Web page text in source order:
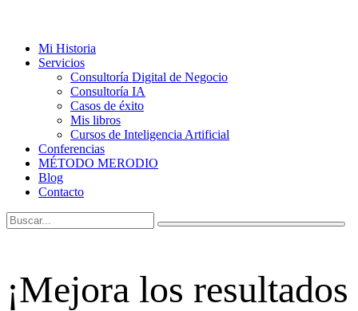
Mi Historia
Servicios
Consultoría Digital de Negocio
Consultoría IA
Casos de éxito
Mis libros
Cursos de Inteligencia Artificial
Conferencias
MÉTODO MERODIO
Blog
Contacto
¡Mejora los resultados